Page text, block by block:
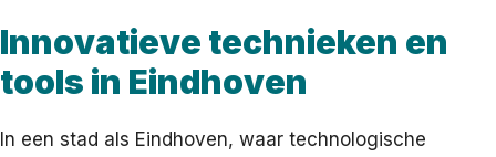
Innovatieve technieken en
tools in Eindhoven
In een stad als Eindhoven, waar technologische